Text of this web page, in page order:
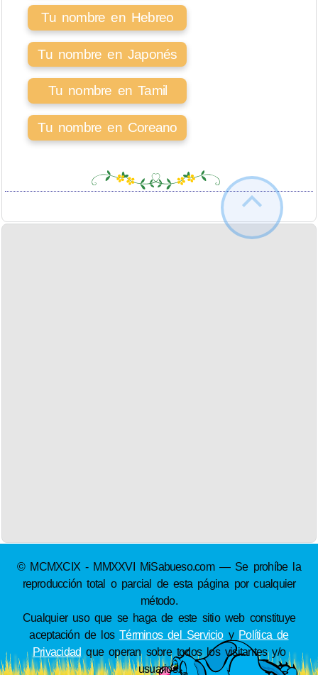
Tu nombre en Hebreo
Tu nombre en Japonés
Tu nombre en Tamil
Tu nombre en Coreano
© MCMXCIX - MMXXVI MiSabueso.com — Se prohíbe la
reproducción total o parcial de esta página por cualquier
método.
Cualquier uso que se haga de este sitio web constituye
aceptación de losTérminos del Servicioy Política de
Privacidad que operan sobre todos los visitantes y/o
usuarios.